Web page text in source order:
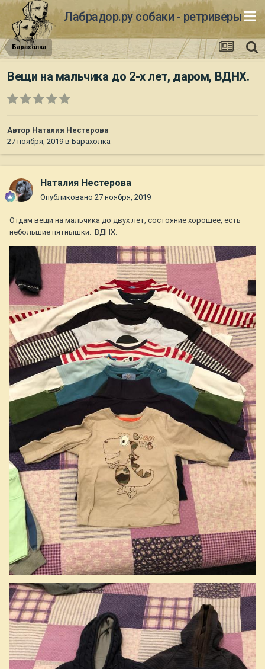
Лабрадор.ру собаки - ретриверы
Барахолка
Вещи на мальчика до 2-х лет, даром, ВДНХ.
Автор Наталия Нестерова
27 ноября, 2019 в Барахолка
Наталия Нестерова
Опубликовано 27 ноября, 2019
Отдам вещи на мальчика до двух лет, состояние хорошее, есть
небольшие пятнышки. ВДНХ.